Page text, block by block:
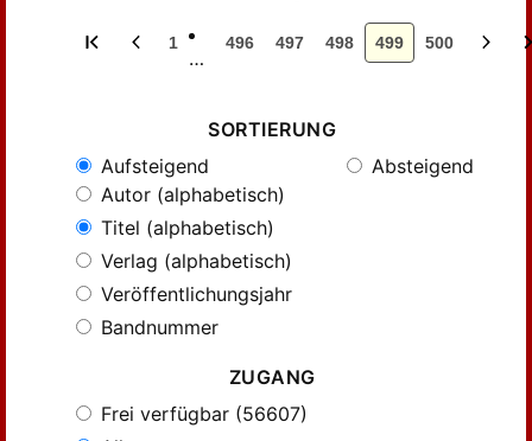
1
…
496 497 498 499 500
SORTIERUNG
Aufsteigend
Absteigend
Autor (alphabetisch)
Titel (alphabetisch)
Verlag (alphabetisch)
Veröffentlichungsjahr
Bandnummer
ZUGANG
Frei verfügbar (56607)